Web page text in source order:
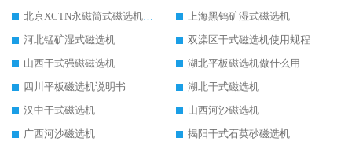
北京XCTN永磁筒式磁选机磁块位置
上海黑钨矿湿式磁选机
河北锰矿湿式磁选机
双滦区干式磁选机使用规程
山西干式强磁磁选机
湖北平板磁选机做什么用
四川平板磁选机说明书
湖北干式磁选机
汉中干式磁选机
山西河沙磁选机
广西河沙磁选机
揭阳干式石英砂磁选机